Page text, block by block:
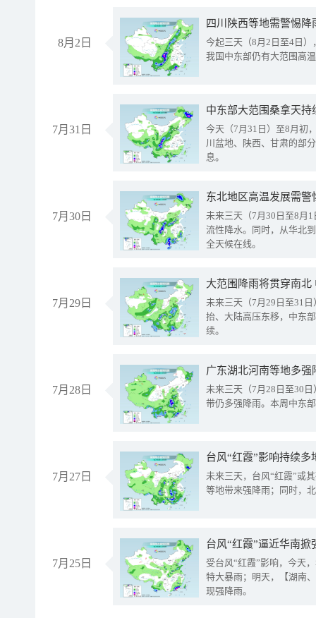
8月2日
今起三天（8月2日至4日
我国中东部仍有大范围高
7月31日
中东部大范围桑拿天
今天（7月31日）至8月初
川盆地、陕西、甘肃的部
息。
7月30日
东北地区高温发展需
未来三天（7月30日至8月
流性降水。同时，从华北
全天候在线。
7月29日
大范围降雨将贯穿南
未来三天（7月29日至31
抬、大陆高压东移，中东
续。
7月28日
广东湖北河南等地多
未来三天（7月28日至30
带仍多强降雨。本周中东
7月27日
台风“红霞”影响持续
未来三天，台风“红霞”或
等地带来强降雨；同时，
7月25日
台风“红霞”逼近华南
受台风“红霞”影响，今天
特大暴雨；明天，【湖南
现强降雨。